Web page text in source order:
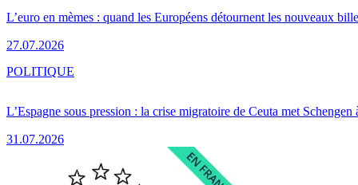
L’euro en mèmes : quand les Européens détournent les nouveaux
27.07.2026
L’Espagne sous pression : la crise migratoire de Ceuta met Schengen
31.07.2026
POLITIQUE